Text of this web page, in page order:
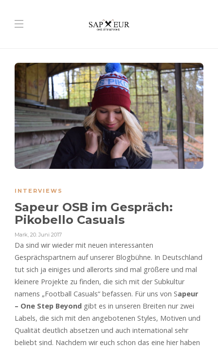
INTERVIEWS
Sapeur OSB im Gespräch:
Pikobello Casuals
Mark, 20. Juni 2017
Da sind wir wieder mit neuen interessanten
Gesprächspartnern auf unserer Blogbühne. In Deutschland
tut sich ja einiges und allerorts sind mal größere und mal
kleinere Projekte zu finden, die sich mit der Subkultur
namens „Football Casuals“ befassen. Für uns von Sapeur
– One Step Beyond gibt es in unseren Breiten nur zwei
Labels, die sich mit den angebotenen Styles, Motiven und
Qualität deutlich absetzen und auch international sehr
beliebt sind. Nachdem wir euch schon das eine hier haben